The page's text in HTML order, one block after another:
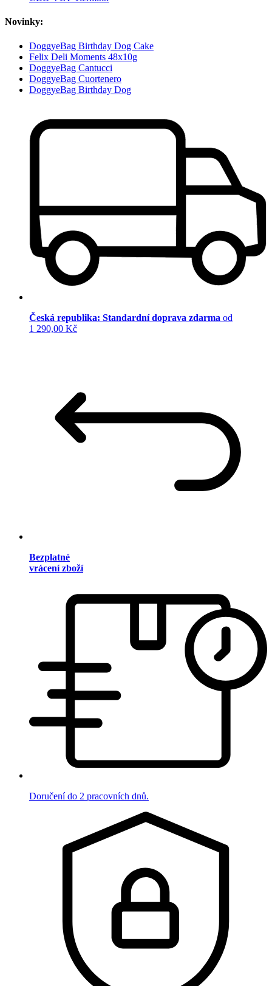
Novinky:
DoggyeBag Birthday Dog Cake
Felix Deli Moments 48x10g
DoggyeBag Cantucci
DoggyeBag Cuortenero
DoggyeBag Birthday Dog
Česká republika: Standardní doprava zdarma od
1 290,00 Kč
Bezplatné
vrácení zboží
Doručení do 2 pracovních dnů.